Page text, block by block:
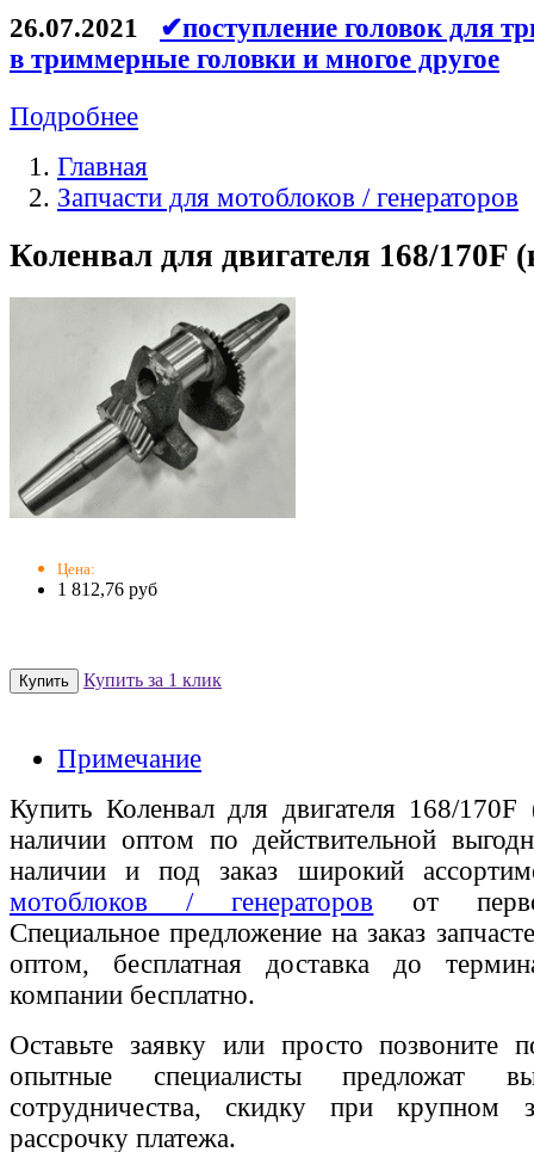
26.07.2021
✔поступление головок для
в триммерные головки и многое другое
Подробнее
Главная
Запчасти для мотоблоков / генераторов
Коленвал для двигателя 168/170F
Цена:
1 812,76 руб
Купить за 1 клик
Примечание
Купить Коленвал для двигателя 168/
наличии оптом по действительной
наличии и под заказ широкий
мотоблоков / генераторов от
Специальное предложение на заказ
оптом, бесплатная доставка до
компании бесплатно.
Оставьте заявку или просто позвоните
опытные специалисты предложат
сотрудничества, скидку при крупном
рассрочку платежа.